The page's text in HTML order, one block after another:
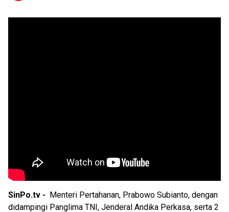
SinPo.tv -
Menteri Pertahanan, Prabowo Subianto, dengan
didampingi Panglima TNI, Jenderal Andika Perkasa, serta 2